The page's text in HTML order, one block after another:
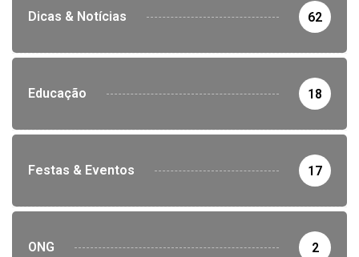
Dicas & Notícias 62
Educação 18
Festas & Eventos 17
ONG 2